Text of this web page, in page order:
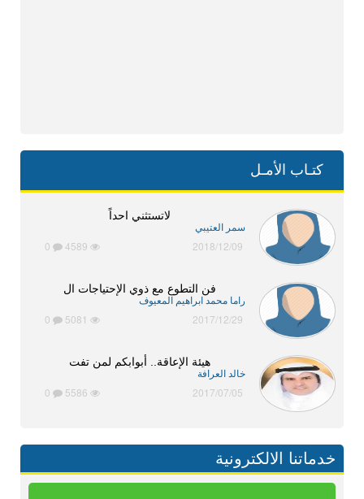
كتـاب الأمـل
لاتستثني احداً
سمر العتيبي
2018/12/09
فن التطوع مع ذوي الإحتياجات ال
راما محمد ابراهيم المعيوف
2017/12/29
هيئة الإعاقة.. أبوابكم لمن تفت
خالد العرافة
2017/07/05
خدماتنا الالكترونية